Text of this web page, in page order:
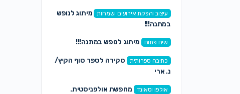
עיצוב והפקת אירועים ושמחות
מיתוג לנופש
במתנה!!!
שיח פתוח מיתוג לנופש במתנה!!!
כתיבה ספרותית
סקירה לספר סוף הקיץ/
נ. ארי
אולפן וסאונד מחפשת אולפניסטית.